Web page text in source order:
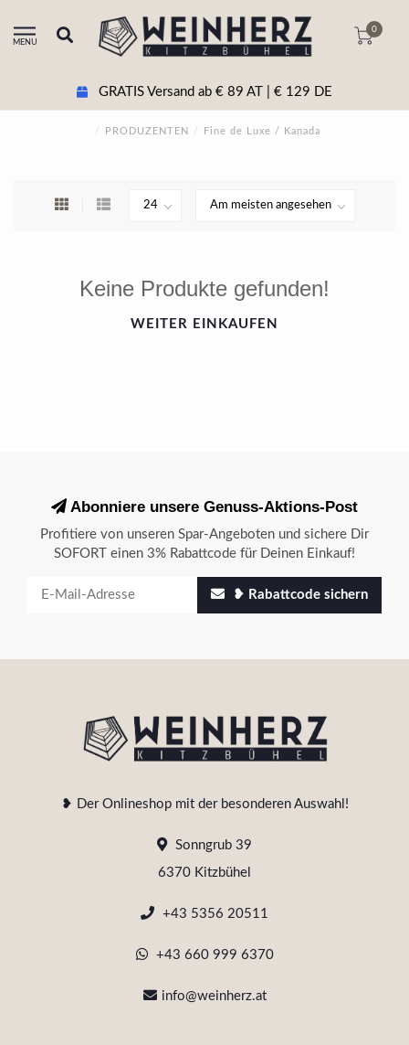
MENU
0
GRATIS Versand ab € 89 AT | € 129 DE
/ PRODUZENTEN / Fine de Luxe / Kanada
Keine Produkte gefunden!
WEITER EINKAUFEN
Abonniere unsere Genuss-Aktions-Post
Profitiere von unseren Spar-Angeboten und sichere Dir
SOFORT einen 3% Rabattcode für Deinen Einkauf!
❥ Rabattcode sichern
❥ Der Onlineshop mit der besonderen Auswahl!
Sonngrub 39
6370 Kitzbühel
+43 5356 20511
+43 660 999 6370
info@weinherz.at